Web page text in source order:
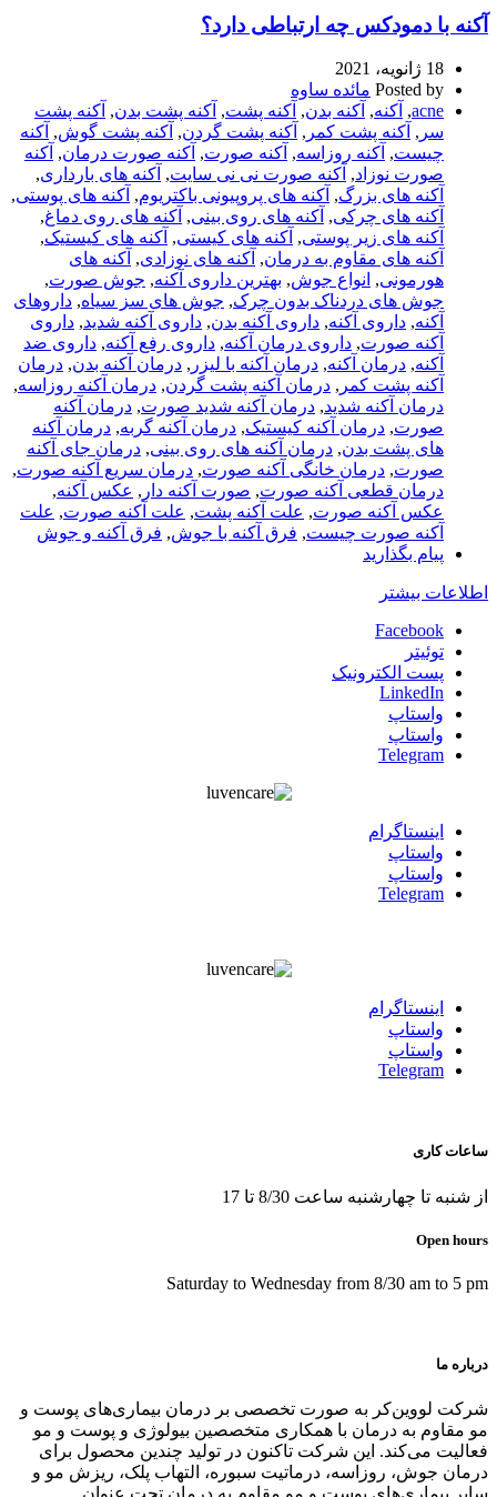
آکنه با دمودکس چه ارتباطی دارد؟
18 ژانویه، 2021
Posted by مائده ساوه
acne
, آکنه, آکنه بدن, آکنه پشت, آکنه پشت بدن, آکنه پشت
سر , آکنه پشت کمر , آکنه پشت گردن, آکنه پشت گوش, آکنه
چیست, آکنه روزاسه, آکنه صورت, آکنه صورت درمان, آکنه
صورت نوزاد, آکنه صورت نی نی سایت, آکنه های بارداری,
آکنه های بزرگ, آکنه های پروپیونی باکتریوم, آکنه های پوستی,
آکنه های چرکی, آکنه های روی بینی, آکنه های روی دماغ,
آکنه های زیر پوستی, آکنه های کیستی, آکنه های کیستیک,
آکنه های مقاوم به درمان, آکنه های نوزادی, آکنه های
هورمونی, انواع جوش, بهترین داروی آکنه, جوش صورت,
جوش های دردناک بدون چرک, جوش های سز سیاه, داروهای
آکنه, داروی آکنه, داروی آکنه بدن, داروی آکنه شدید, داروی
آکنه صورت, داروی درمان آکنه, داروی رفع آکنه, داروی ضد
آکنه, درمان آکنه, درمان آکنه با لیزر , درمان آکنه بدن, درمان
آکنه پشت کمر , درمان آکنه پشت گردن, درمان آکنه روزاسه,
درمان آکنه شدید, درمان آکنه شدید صورت, درمان آکنه
صورت, درمان آکنه کیستیک, درمان آکنه گربه, درمان آکنه
های پشت بدن, درمان آکنه های روی بینی, درمان جای آکنه
صورت, درمان خانگی آکنه صورت, درمان سریع آکنه صورت,
درمان قطعی آکنه صورت, صورت آکنه دار , عکس آکنه,
عکس آکنه صورت, علت آکنه پشت, علت آکنه صورت, علت
آکنه صورت چیست, فرق آکنه با جوش, فرق آکنه و جوش
پیام بگذارید
اطلاعات بیشتر
Facebook
توئیتر
پست الکترونیک
LinkedIn
واستاپ
واستاپ
Telegram
اينستاگرام
واستاپ
واستاپ
Telegram
اينستاگرام
واستاپ
واستاپ
Telegram
ساعات کاری
از شنبه تا چهارشنبه ساعت 8/30 تا 17
Open hours
Saturday to Wednesday from 8/30 am to 5 pm
درباره ما
شرکت لووین‌کر به صورت تخصصی بر درمان بیماری‌های پوست و
مو مقاوم به درمان با همکاری متخصصین بیولوژی و پوست و مو
فعالیت می‌کند. این شرکت تاکنون در توليد چندین محصول برای
درمان جوش، روزاسه، درماتيت سبوره، التهاب پلک، ریزش مو و